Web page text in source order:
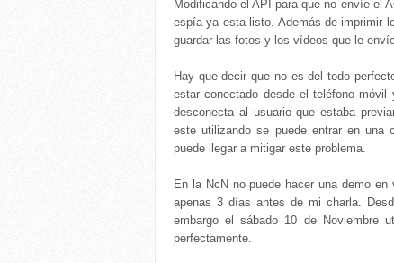
Modificando el API para que no envíe el
espía ya esta listo. Además de imprimir
guardar las fotos y los vídeos que le
Hay que decir que no es del todo
estar conectado desde el teléfono
desconecta al usuario que estaba
este utilizando se puede entrar en una
puede llegar a mitigar este problema.
En la NcN no puede hacer una demo
apenas 3 días antes de mi charla.
embargo el sábado 10 de Noviembre
perfectamente.